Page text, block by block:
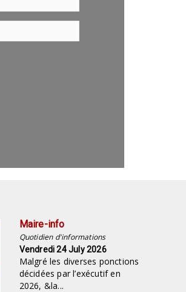
Maire-info
Quotidien d'informations
Vendredi 24 July 2026
Malgré les diverses ponctions
décidées par l’exécutif en
2026, &la...